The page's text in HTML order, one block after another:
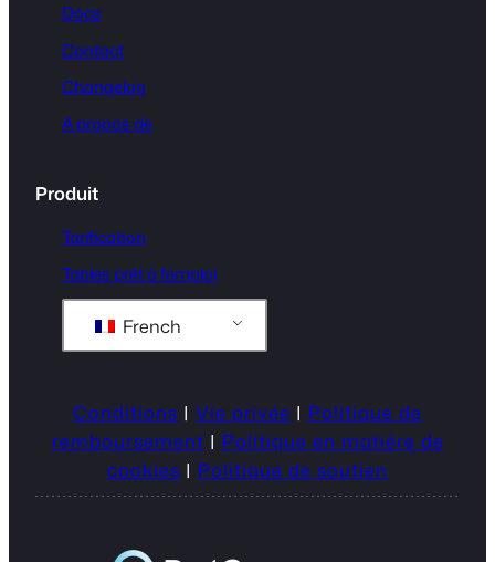
Docs
Contact
Changelog
A propos de
Produit
Tarification
Tables prêt à l'emploi
French
Conditions | Vie privée | Politique de
remboursement | Politique en matière de
cookies | Politique de soutien